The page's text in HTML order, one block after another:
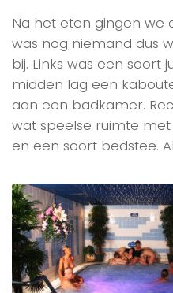
Na het eten gingen we
was nog niemand dus
bij. Links was een soort
midden lag een
aan een badkamer.
wat speelse ruimte
en een soort bedstee.